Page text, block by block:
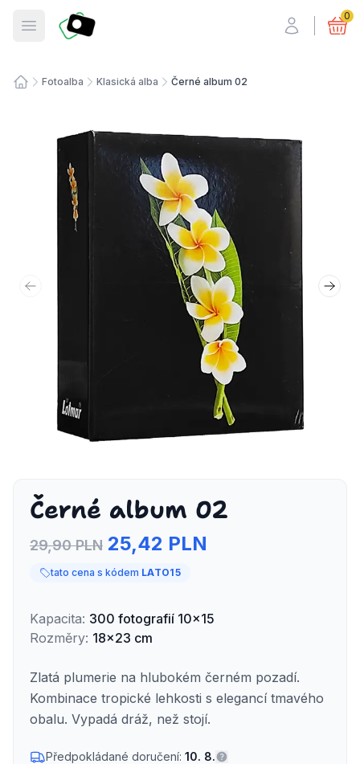
Otevřít menu
Fotosmart 0
Fotoalba Klasická alba Černé album 02
Předchozí snímek Další
Černé album 02
29,90 PLN 25,42 PLN
tato cena s kódem LATO15
Kapacita: 300 fotografií 10x15
Rozměry: 18x23 cm
Zlatá plumerie na hlubokém černém pozadí.
Kombinace tropické lehkosti s elegancí tmavého
obalu. Vypadá dráž, než stojí.
Předpokládané doručení: 10. 8.